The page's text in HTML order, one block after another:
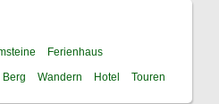
Ferienhaus
Berg Wandern Hotel Touren